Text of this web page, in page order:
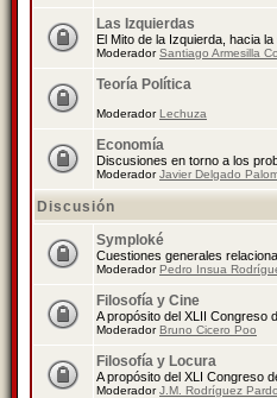
Las Izquierdas
El Mito de la Izquierda, hacia
ModeradorSantiago Armesilla
Teoría Política
ModeradorLechuza
Economía
Discusiones en torno a los
ModeradorJavier Delgado
Discusión
Symploké
Cuestiones generales
ModeradorPedro Insua
Filosofía y Cine
A propósito del XLII Congreso
ModeradorBruno Cicero Poo
Filosofía y Locura
A propósito del XLI Congreso
ModeradorJ.M. Rodríguez Pardo